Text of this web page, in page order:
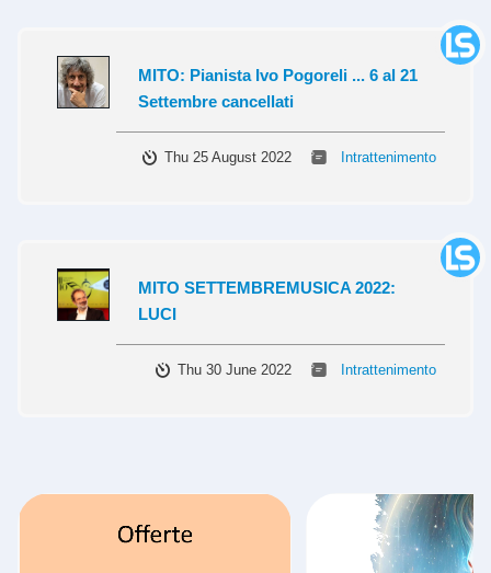
MITO: Pianista Ivo Pogoreli ... 6 al 21
Settembre cancellati
Thu 25 August 2022 Intrattenimento
MITO SETTEMBREMUSICA 2022:
LUCI
Thu 30 June 2022 Intrattenimento